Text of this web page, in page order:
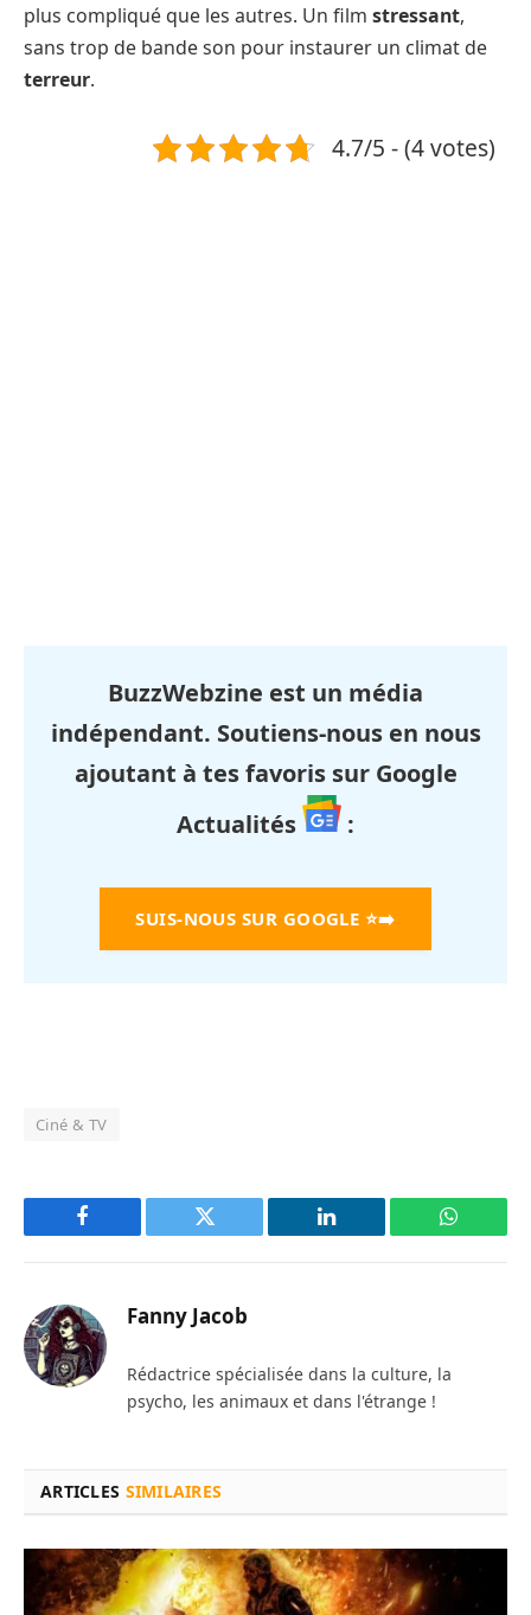
plus compliqué que les autres. Un film stressant,
sans trop de bande son pour instaurer un climat de
terreur.
4.7/5 - (4 votes)
BuzzWebzine est un média
indépendant. Soutiens-nous en nous
ajoutant à tes favoris sur Google
Actualités
:
SUIS-NOUS SUR GOOGLE ⭐➡️
Ciné & TV
Facebook Twitter LinkedIn
Fanny Jacob
Rédactrice spécialisée dans la culture, la
psycho, les animaux et dans l'étrange !
ARTICLES SIMILAIRES